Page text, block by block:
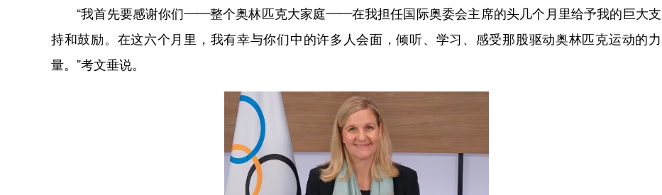
“我首先要感谢你们——整个奥林匹克大家庭——在我担任国际奥委会主席的头几个月里给予我的巨大支
持和鼓励。在这六个月里，我有幸与你们中的许多人会面，倾听、学习、感受那股驱动奥林匹克运动的力
量。”考文垂说。